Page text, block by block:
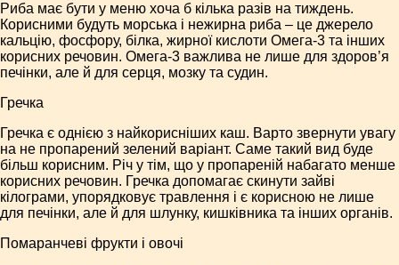
Риба має бути у меню хоча б кілька разів на тиждень.
Корисними будуть морська і нежирна риба – це джерело
кальцію, фосфору, білка, жирної кислоти Омега-3 та інших
корисних речовин. Омега-3 важлива не лише для здоров’я
печінки, але й для серця, мозку та судин.
Гречка
Гречка є однією з найкорисніших каш. Варто звернути увагу
на не пропарений зелений варіант. Саме такий вид буде
більш корисним. Річ у тім, що у пропареній набагато менше
корисних речовин. Гречка допомагає скинути зайві
кілограми, упорядковує травлення і є корисною не лише
для печінки, але й для шлунку, кишківника та інших органів.
Помаранчеві фрукти і овочі